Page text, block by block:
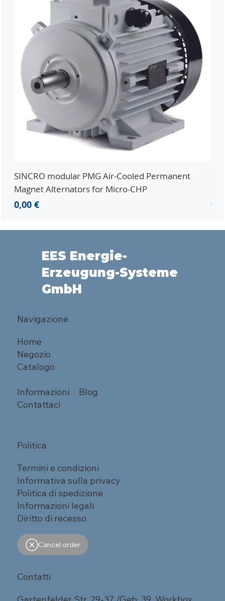
SINCRO modular PMG Air-Cooled Permanent
Magnet Alternators for Micro-CHP
Prezzo
0,00 €
EES Energie-
Erzeugung-Systeme
GmbH
Navigazione
Home
Negozio
Catalogo
Informazioni
Blog
Contattaci
Politica
Termini e condizioni
Informativa sulla privacy
Politica di spedizione
Informazioni legali
Diritto di recesso
Cancel order
Contatti